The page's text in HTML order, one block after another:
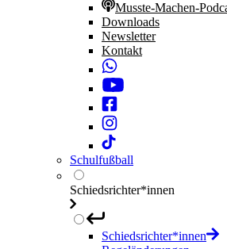
Musste-Machen-
Downloads
Newsletter
Kontakt
Schulfußball
Schiedsrichter*innen
Schiedsrichter*innen